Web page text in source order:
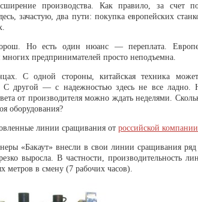
производства. Как правило, за счет
зачастую, два пути: покупка европейских
Но есть один нюанс — переплата.
предпринимателей просто неподъемна.
С одной стороны, китайская техника может
С другой — с надежностью здесь не все ладно.
от производителя можно ждать неделями.
оборудования?
линии сращивания от российской
«Бакаут» внесли в свои линии сращивания
выросла. В частности, производительность
метров в смену (7 рабочих часов).